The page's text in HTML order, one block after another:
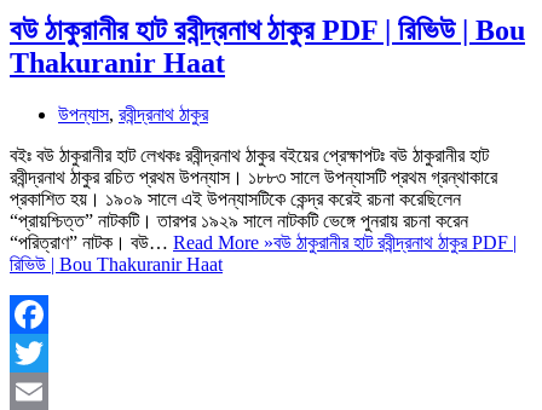
বউ ঠাকুরানীর হাট রবীন্দ্রনাথ ঠাকুর PDF | রিভিউ | Bou
Thakuranir Haat
উপন্যাস, রবীন্দ্রনাথ ঠাকুর
বইঃ বউ ঠাকুরানীর হাট লেখকঃ রবীন্দ্রনাথ ঠাকুর বইয়ের প্রেক্ষাপটঃ বউ ঠাকুরানীর হাট
রবীন্দ্রনাথ ঠাকুর রচিত প্রথম উপন্যাস। ১৮৮৩ সালে উপন্যাসটি প্রথম গ্রন্থাকারে
প্রকাশিত হয়। ১৯০৯ সালে এই উপন্যাসটিকে কেন্দ্র করেই রচনা করেছিলেন
“প্রায়শ্চিত্ত” নাটকটি। তারপর ১৯২৯ সালে নাটকটি ভেঙ্গে পুনরায় রচনা করেন
“পরিত্রাণ” নাটক। বউ… Read More »বউ ঠাকুরানীর হাট রবীন্দ্রনাথ ঠাকুর PDF |
রিভিউ | Bou Thakuranir Haat
Facebook
Twitter